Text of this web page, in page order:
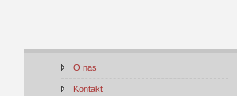
O nas
Kontakt